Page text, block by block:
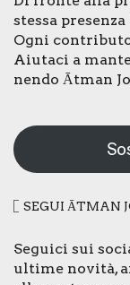
stes­sa
Ogni
Aiu­ta­ci a
nen­do Ātman
SEGUI ĀTMAN
Segui­ci sui
ulti­me novi­tà,